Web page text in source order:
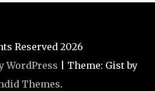
Reserved 2026
WordPress
Theme: Gist by
Themes.